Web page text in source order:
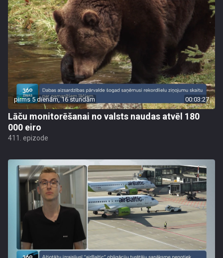
pirms 5 dienām, 16 stundām 00:03:27
Lāču monitorēšanai no valsts naudas atvēl 180
000 eiro
411. epizode